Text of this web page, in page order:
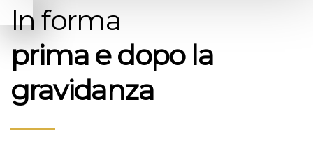
In forma
prima e dopo la
gravidanza